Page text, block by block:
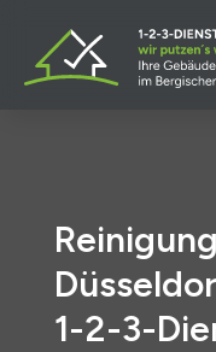
1-2-3-